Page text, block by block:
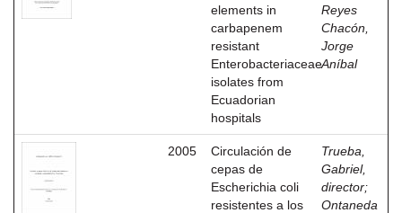
elements in
carbapenem
resistant
Enterobacteriaceae
isolates from
Ecuadorian
hospitals
Reyes
Chacón,
Jorge
Aníbal
2005
Circulación de
cepas de
Escherichia coli
resistentes a los
Trueba,
Gabriel,
director;
Ontaneda